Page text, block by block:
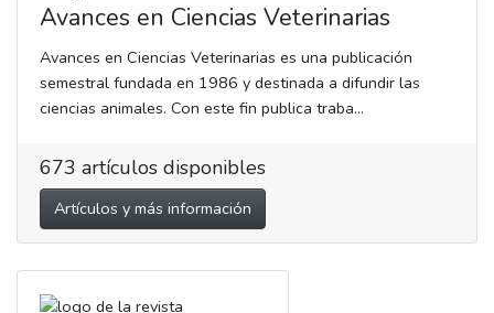
Avances en Ciencias Veterinarias
Avances en Ciencias Veterinarias es una publicación
semestral fundada en 1986 y destinada a difundir las
ciencias animales. Con este fin publica traba...
673 artículos disponibles
Artículos y más información